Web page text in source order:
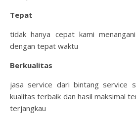
Tepat
tidak hanya cepat kami
dengan tepat waktu
Berkualitas
jasa service dari bintang service
kualitas terbaik dan hasil maksimal
terjangkau